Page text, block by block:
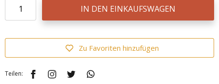
IN DEN EINKAUFSWAGEN
Zu Favoriten hinzufügen
Teilen: